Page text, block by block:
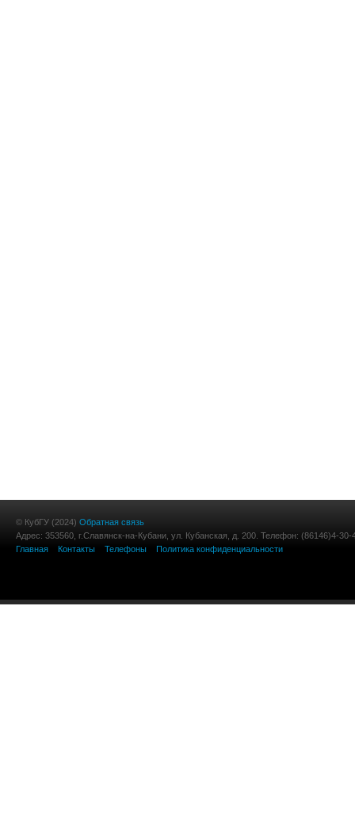
© КубГУ (2024) Обратная связь
Адрес: 353560, г.Славянск-на-Кубани, ул. Кубанская, д. 200. Телефон: (86146)4-30-
Главная
Контакты Телефоны Политика конфиденциальности